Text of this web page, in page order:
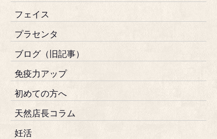
フェイス
プラセンタ
ブログ（旧記事）
免疫力アップ
初めての方へ
天然店長コラム
妊活